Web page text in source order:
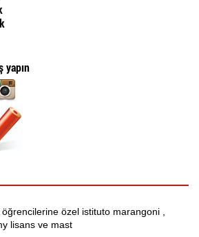
Hazırlık Kursu hakkında
yapın
özel istituto marangoni ,
lisans ve mast